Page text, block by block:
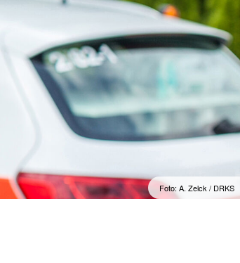
Foto: A. Zelck / DRKS